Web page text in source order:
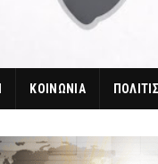
ΚΟΙΝΩΝΙΑ